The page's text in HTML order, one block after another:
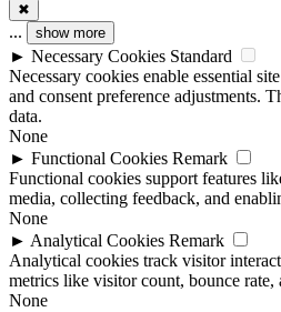
✖
... show more
► Necessary Cookies Standard
Necessary cookies enable essential
and consent preference adjustments.
data.
None
► Functional Cookies Remark
Functional cookies support features
media, collecting feedback, and
None
► Analytical Cookies Remark
Analytical cookies track visitor
metrics like visitor count, bounce rate,
None